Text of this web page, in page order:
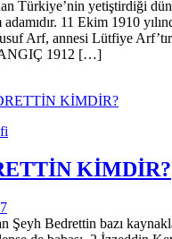
Türkiye’nin yetiştirdiği
11 Ekim 1910
Arf, annesi Lütfiye
1912 […]
KİMDİR?
Şeyh Bedrettin bazı